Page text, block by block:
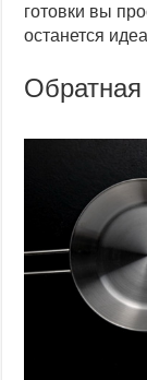
готовки вы
останется